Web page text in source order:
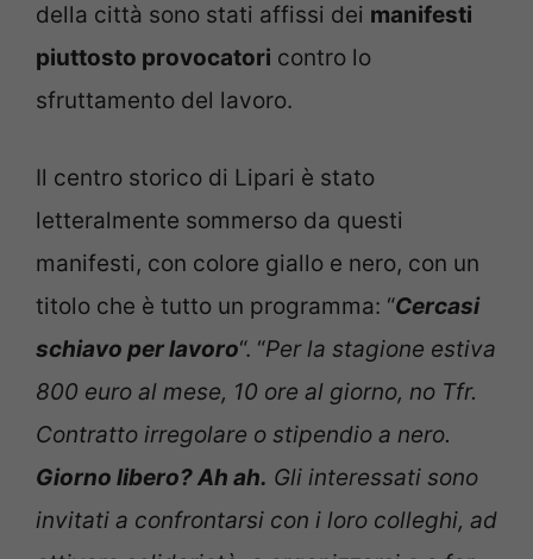
della città sono stati affissi dei manifesti
piuttosto provocatori contro lo
sfruttamento del lavoro.
Il centro storico di Lipari è stato
letteralmente sommerso da questi
manifesti, con colore giallo e nero, con un
titolo che è tutto un programma: “Cercasi
schiavo per lavoro“. “Per la stagione estiva
800 euro al mese, 10 ore al giorno, no Tfr.
Contratto irregolare o stipendio a nero.
Giorno libero? Ah ah. Gli interessati sono
invitati a confrontarsi con i loro colleghi, ad